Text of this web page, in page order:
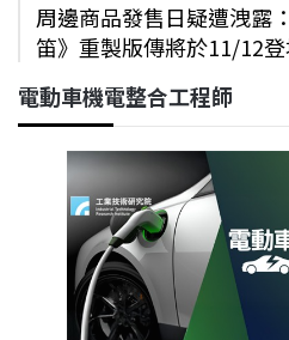
周邊商品發售日疑遭洩露
笛》重製版傳將於11/12
電動車機電整合工程師